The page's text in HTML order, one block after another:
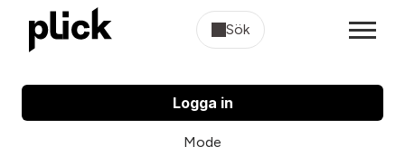
Sök
Logga in
Mode